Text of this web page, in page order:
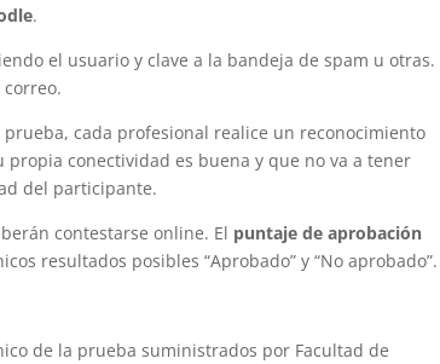
.
el usuario y clave a la bandeja de spam u otras.
cada profesional realice un reconocimiento
conectividad es buena y que no va a tener
del participante.
contestarse online. El puntaje de aprobación
resultados posibles “Aprobado” y “No aprobado”.
de la prueba suministrados por Facultad de